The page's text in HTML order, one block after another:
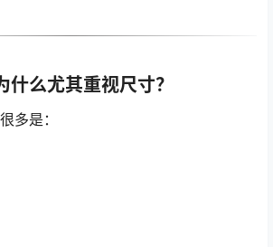
什么尤其重视尺寸？
多是：